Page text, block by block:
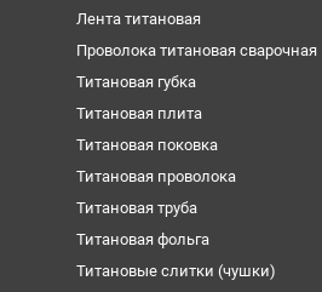
Лента титановая
Проволока титановая сварочная
Титановая губка
Титановая плита
Титановая поковка
Титановая проволока
Титановая труба
Титановая фольга
Титановые слитки (чушки)